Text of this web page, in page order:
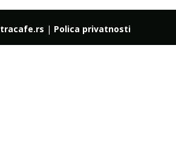
| Polica privatnosti